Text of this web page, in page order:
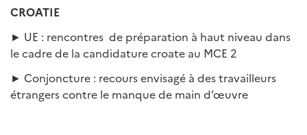
CROATIE
► UE : rencontres de préparation à haut niveau dans
le cadre de la candidature croate au MCE 2
► Conjoncture : recours envisagé à des travailleurs
étrangers contre le manque de main d’œuvre